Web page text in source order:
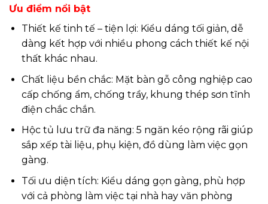
Ưu điểm nổi bật
Thiết kế tinh tế – tiện lợi: Kiểu dáng tối giản, dễ
dàng kết hợp với nhiều phong cách thiết kế nội
thất khác nhau.
Chất liệu bền chắc: Mặt bàn gỗ công nghiệp cao
cấp chống ẩm, chống trầy, khung thép sơn tĩnh
điện chắc chắn.
Hộc tủ lưu trữ đa năng: 5 ngăn kéo rộng rãi giúp
sắp xếp tài liệu, phụ kiện, đồ dùng làm việc gọn
gàng.
Tối ưu diện tích: Kiểu dáng gọn gàng, phù hợp
với cả phòng làm việc tại nhà hay văn phòng